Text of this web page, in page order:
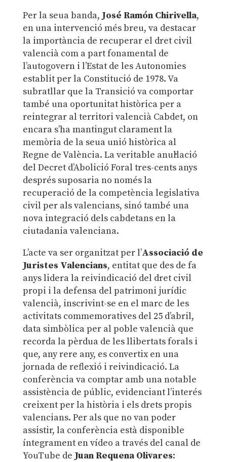
Per la seua banda, José Ramón Chirivella,
en una intervenció més breu, va destacar
la importància de recuperar el dret civil
valencià com a part fonamental de
l’autogovern i l’Estat de les Autonomies
establit per la Constitució de 1978. Va
subratllar que la Transició va comportar
també una oportunitat històrica per a
reintegrar al territori valencià Cabdet, on
encara s’ha mantingut clarament la
memòria de la seua unió històrica al
Regne de València. La veritable anul·lació
del Decret d’Abolició Foral tres-cents anys
després suposaria no només la
recuperació de la competència legislativa
civil per als valencians, sinó també una
nova integració dels cabdetans en la
ciutadania valenciana.
L’acte va ser organitzat per l’Associació de
Juristes Valencians, entitat que des de fa
anys lidera la reivindicació del dret civil
propi i la defensa del patrimoni jurídic
valencià, inscrivint-se en el marc de les
activitats commemoratives del 25 d’abril,
data simbòlica per al poble valencià que
recorda la pèrdua de les llibertats forals i
que, any rere any, es convertix en una
jornada de reflexió i reivindicació. La
conferència va comptar amb una notable
assistència de públic, evidenciant l’interés
creixent per la història i els drets propis
valencians. Per als que no van poder
assistir, la conferència està disponible
íntegrament en vídeo a través del canal de
YouTube de Juan Requena Olivares: